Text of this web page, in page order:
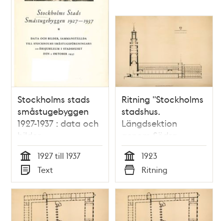
Stockholms stads
småstugebyggen
1927-1937 : data och
bilder
sammanställda till
Stockholms
småstugeföreningars
10-årsjubileum i
Stadshuset den 2
oktober 1937
Tid
1927 till 1937
Typ
Text
Ritning "Stockholms
stadshus.
Längdsektion
genom Södra
längan."
(uppmätningsritning
1923)
Tid
1923
Typ
Ritning